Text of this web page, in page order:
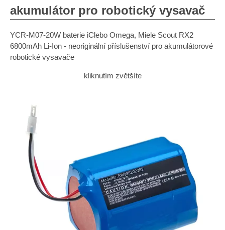
akumulátor pro robotický vysavač
YCR-M07-20W baterie iClebo Omega, Miele Scout RX2
6800mAh Li-Ion - neoriginální příslušenství pro akumulátorové
robotické vysavače
kliknutím zvětšíte